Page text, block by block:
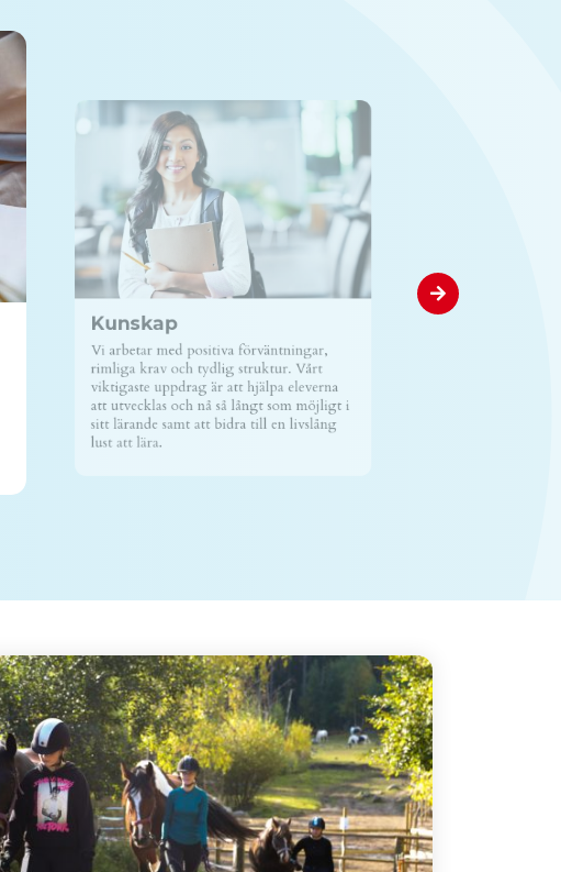
Kunskap
Vi arbetar med positiva förväntningar,
rimliga krav och tydlig struktur. Vårt
viktigaste uppdrag är att hjälpa eleverna
att utvecklas och nå så långt som möjligt i
sitt lärande samt att bidra till en livslång
lust att lära.